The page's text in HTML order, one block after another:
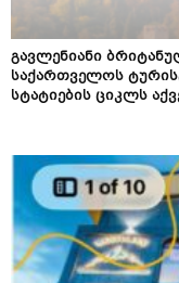
გავლენიანი
საქართველოს
სტატიების ციკლს